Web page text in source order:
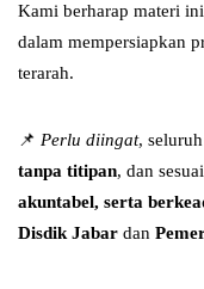
Kami berharap materi
dalam mempersiapkan
terarah.
📌 Perlu diingat,
tanpa titipan, dan
akuntabel, serta
Disdik Jabar dan